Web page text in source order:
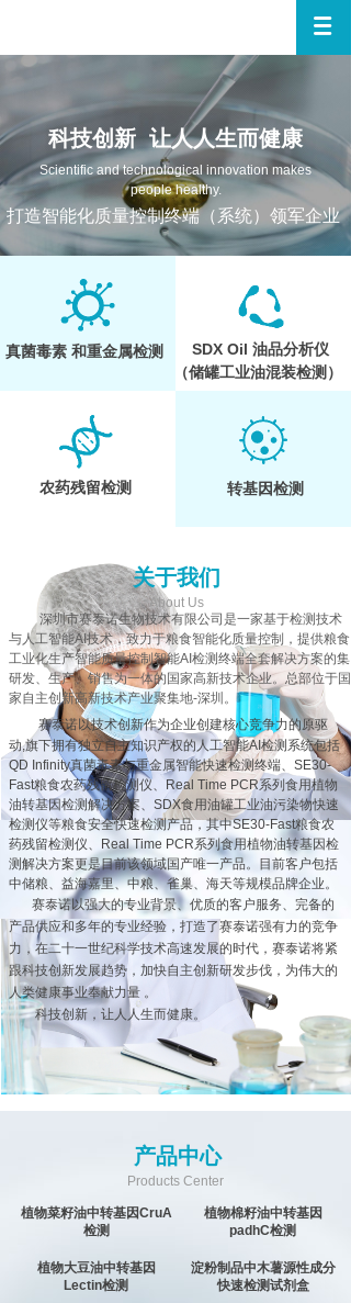
科技创新 让人人生而健康
Scientific and technological innovation makes
people healthy.
打造智能化质量控制终端（系统）领军企业
SDX Oil 油品分析仪
和重金属检测
（储罐工业油混装检测）
真菌毒素
农药残留检测 转基因检测
关于我们
深圳市赛泰诺生物技术有限公司是一家基于检测技术
与人工智能AI技术，致力于粮食智能化质量控制，提供粮食
工业化生产智能质量控制智能AI检测终端全套解决方案的集
研发、生产、销售为一体的国家高新技术企业。总部位于国
家自主创新高新技术产业聚集地-深圳。
About Us
赛泰诺以技术创新作为企业创建核心竞争力的原驱
动,旗下拥有独立自主知识产权的人工智能AI检测系统包括
QD Infinity真菌毒素与重金属智能快速检测终端、SE30-
Fast粮食农药残留检测仪、Real Time PCR系列食用植物
油转基因检测解决方案、SDX食用油罐工业油污染物快速
检测仪等粮食安全快速检测产品，其中SE30-Fast粮食农
药残留检测仪、Real Time PCR系列食用植物油转基因检
测解决方案更是目前该领域国产唯一产品。目前客户包括
中储粮、益海嘉里、中粮、雀巢、海天等规模品牌企业。
赛泰诺以强大的专业背景、优质的客户服务、完备的
产品供应和多年的专业经验，打造了赛泰诺强有力的竞争
力，在二十一世纪科学技术高速发展的时代，赛泰诺将紧
跟科技创新发展趋势，加快自主创新研发步伐，为伟大的
人类健康事业奉献力量 。
科技创新，让人人生而健康。
Products Center
植物菜籽油中转基因CruA
检测
植物棉籽油中转基因
padhC检测
植物大豆油中转基因
Lectin检测
淀粉制品中木薯源性成分
快速检测试剂盒
产品中心